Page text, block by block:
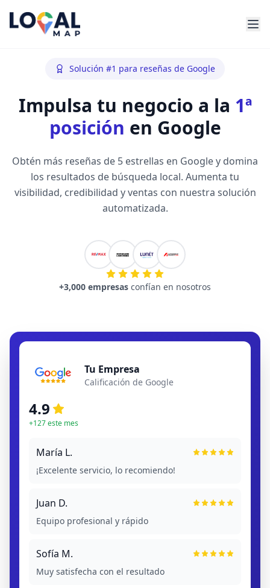
Solución #1 para reseñas de Google
Impulsa tu negocio a la 1ª
posición en Google
Obtén más reseñas de 5 estrellas en Google y domina
los resultados de búsqueda local. Aumenta tu
visibilidad, credibilidad y ventas con nuestra solución
automatizada.
+3,000 empresas confían en nosotros
Tu Empresa
Calificación de Google
4.9
+127 este mes
María L.
¡Excelente servicio, lo recomiendo!
Juan D.
Equipo profesional y rápido
Sofía M.
Muy satisfecha con el resultado